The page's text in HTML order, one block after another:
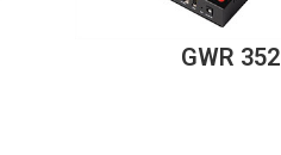
GWR 352